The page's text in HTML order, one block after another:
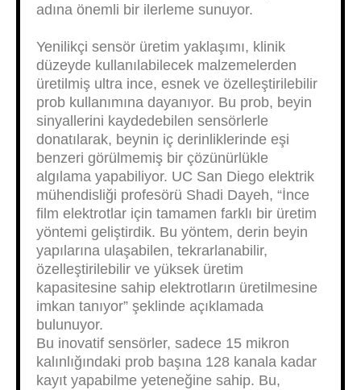
adına önemli bir ilerleme sunuyor.
Yenilikçi sensör üretim yaklaşımı, klinik
düzeyde kullanılabilecek malzemelerden
üretilmiş ultra ince, esnek ve özelleştirilebilir
prob kullanımına dayanıyor. Bu prob, beyin
sinyallerini kaydedebilen sensörlerle
donatılarak, beynin iç derinliklerinde eşi
benzeri görülmemiş bir çözünürlükle
algılama yapabiliyor. UC San Diego elektrik
mühendisliği profesörü Shadi Dayeh, “İnce
film elektrotlar için tamamen farklı bir üretim
yöntemi geliştirdik. Bu yöntem, derin beyin
yapılarına ulaşabilen, tekrarlanabilir,
özelleştirilebilir ve yüksek üretim
kapasitesine sahip elektrotların üretilmesine
imkan tanıyor” şeklinde açıklamada
bulunuyor.
Bu inovatif sensörler, sadece 15 mikron
kalınlığındaki prob başına 128 kanala kadar
kayıt yapabilme yeteneğine sahip. Bu,